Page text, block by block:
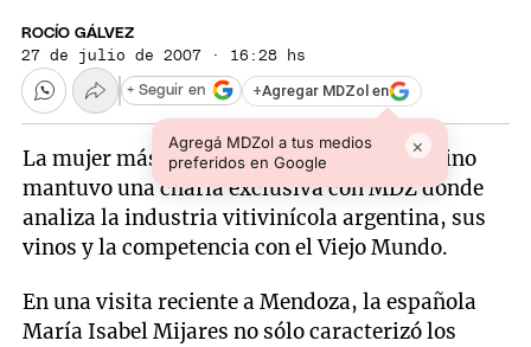
ROCÍO GÁLVEZ
27 de julio de 2007 · 16:28 hs
+Agregar MDZol en
Agregá MDZol a tus medios
preferidos en Google
×
+ Seguir en
La mujer más influyente en el mundo del vino
mantuvo una charla exclusiva con MDZ donde
analiza la industria vitivinícola argentina, sus
vinos y la competencia con el Viejo Mundo.
En una visita reciente a Mendoza, la española
María Isabel Mijares no sólo caracterizó los